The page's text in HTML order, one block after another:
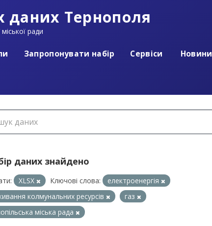
даних Тернополя
ради
Запропонувати набір Сервіси Новини
даних знайдено
XLSX Ключові слова:
електроенергія
колмунальних ресурсів
газ
міська рада